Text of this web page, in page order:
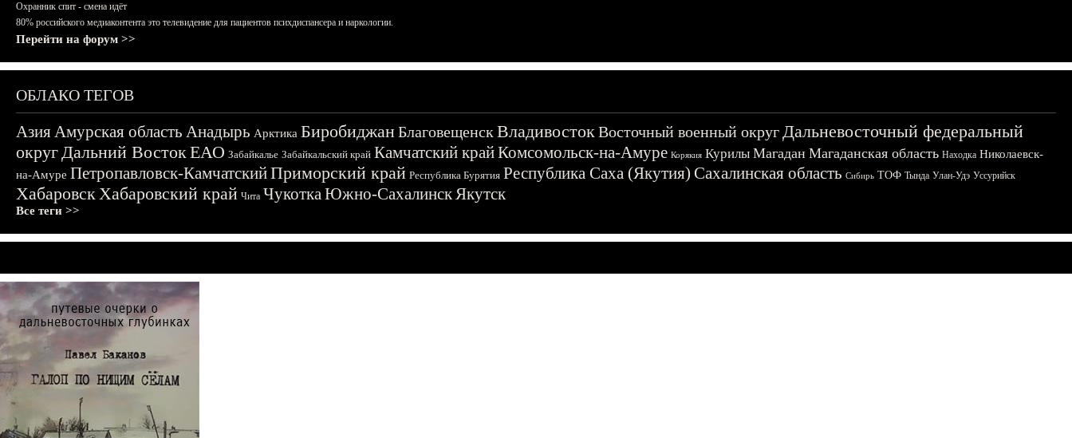
Охранник спит - смена идёт
80% российского медиаконтента это телевидение для пациентов психдиспансера и наркологии.
Перейти на форум >>
ОБЛАКО ТЕГОВ
АзияАмурская область Анадырь Арктика БиробиджанБлаговещенскВладивостокВосточный военный округДальневосточный федеральный
округДальний ВостокЕАО Забайкалье Забайкальский край Камчатский крайКомсомольск-на-Амуре Корякия Курилы Магадан Магаданская область Находка Николаевск-
на-Амуре Петропавловск-КамчатскийПриморский край Республика Бурятия Республика Саха (Якутия) Сахалинская область Сибирь ТОФ Тында Улан-Удэ Уссурийск
ХабаровскХабаровский край Чита ЧукоткаЮжно-СахалинскЯкутск
Все теги >>